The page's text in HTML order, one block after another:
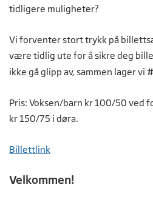
tidligere muligheter?
Vi forventer stort trykk på
være tidlig ute for å sikre deg
ikke gå glipp av, sammen lager vi
Pris: Voksen/barn kr 100/50 ved
kr 150/75 i døra.
Billettlink
Velkommen!